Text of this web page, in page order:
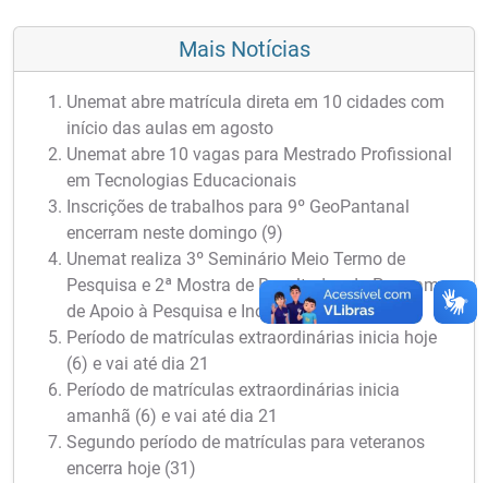
Mais Notícias
Unemat abre matrícula direta em 10 cidades com
início das aulas em agosto
Unemat abre 10 vagas para Mestrado Profissional
em Tecnologias Educacionais
Inscrições de trabalhos para 9º GeoPantanal
encerram neste domingo (9)
Unemat realiza 3º Seminário Meio Termo de
Pesquisa e 2ª Mostra de Resultados do Programa
de Apoio à Pesquisa e Inovação
Período de matrículas extraordinárias inicia hoje
(6) e vai até dia 21
Período de matrículas extraordinárias inicia
amanhã (6) e vai até dia 21
Segundo período de matrículas para veteranos
encerra hoje (31)